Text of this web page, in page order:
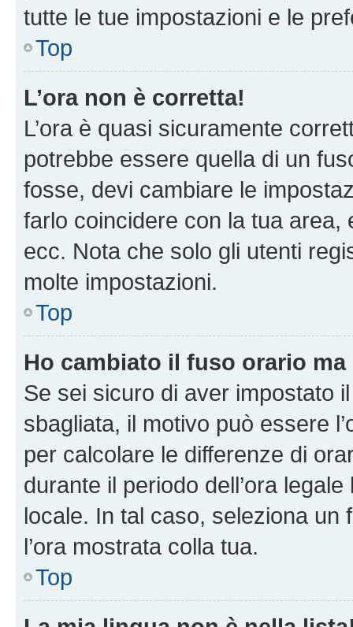
tutte le tue impostazioni e le
Top
L’ora non è corretta!
L’ora è quasi sicuramente
potrebbe essere quella di un
fosse, devi cambiare le
farlo coincidere con la tua area,
ecc. Nota che solo gli utenti
molte impostazioni.
Top
Ho cambiato il fuso orario ma
Se sei sicuro di aver impostato
sbagliata, il motivo può essere
per calcolare le differenze di
durante il periodo dell’ora
locale. In tal caso, seleziona
l’ora mostrata colla tua.
Top